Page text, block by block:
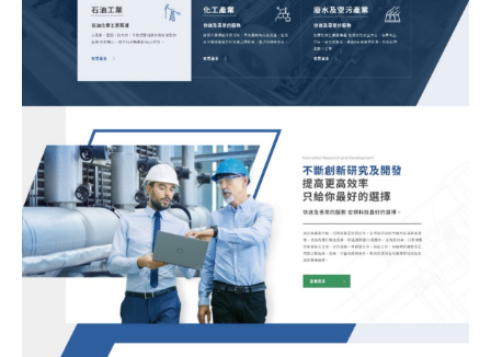
網址
得知本網站※
化網站設計